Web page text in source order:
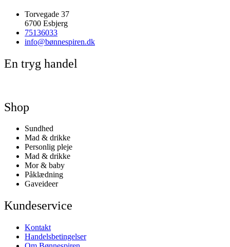
Torvegade 37
6700 Esbjerg
75136033
info@bønnespiren.dk
En tryg handel
Shop
Sundhed
Mad & drikke
Personlig pleje
Mad & drikke
Mor & baby
Påklædning
Gaveideer
Kundeservice
Kontakt
Handelsbetingelser